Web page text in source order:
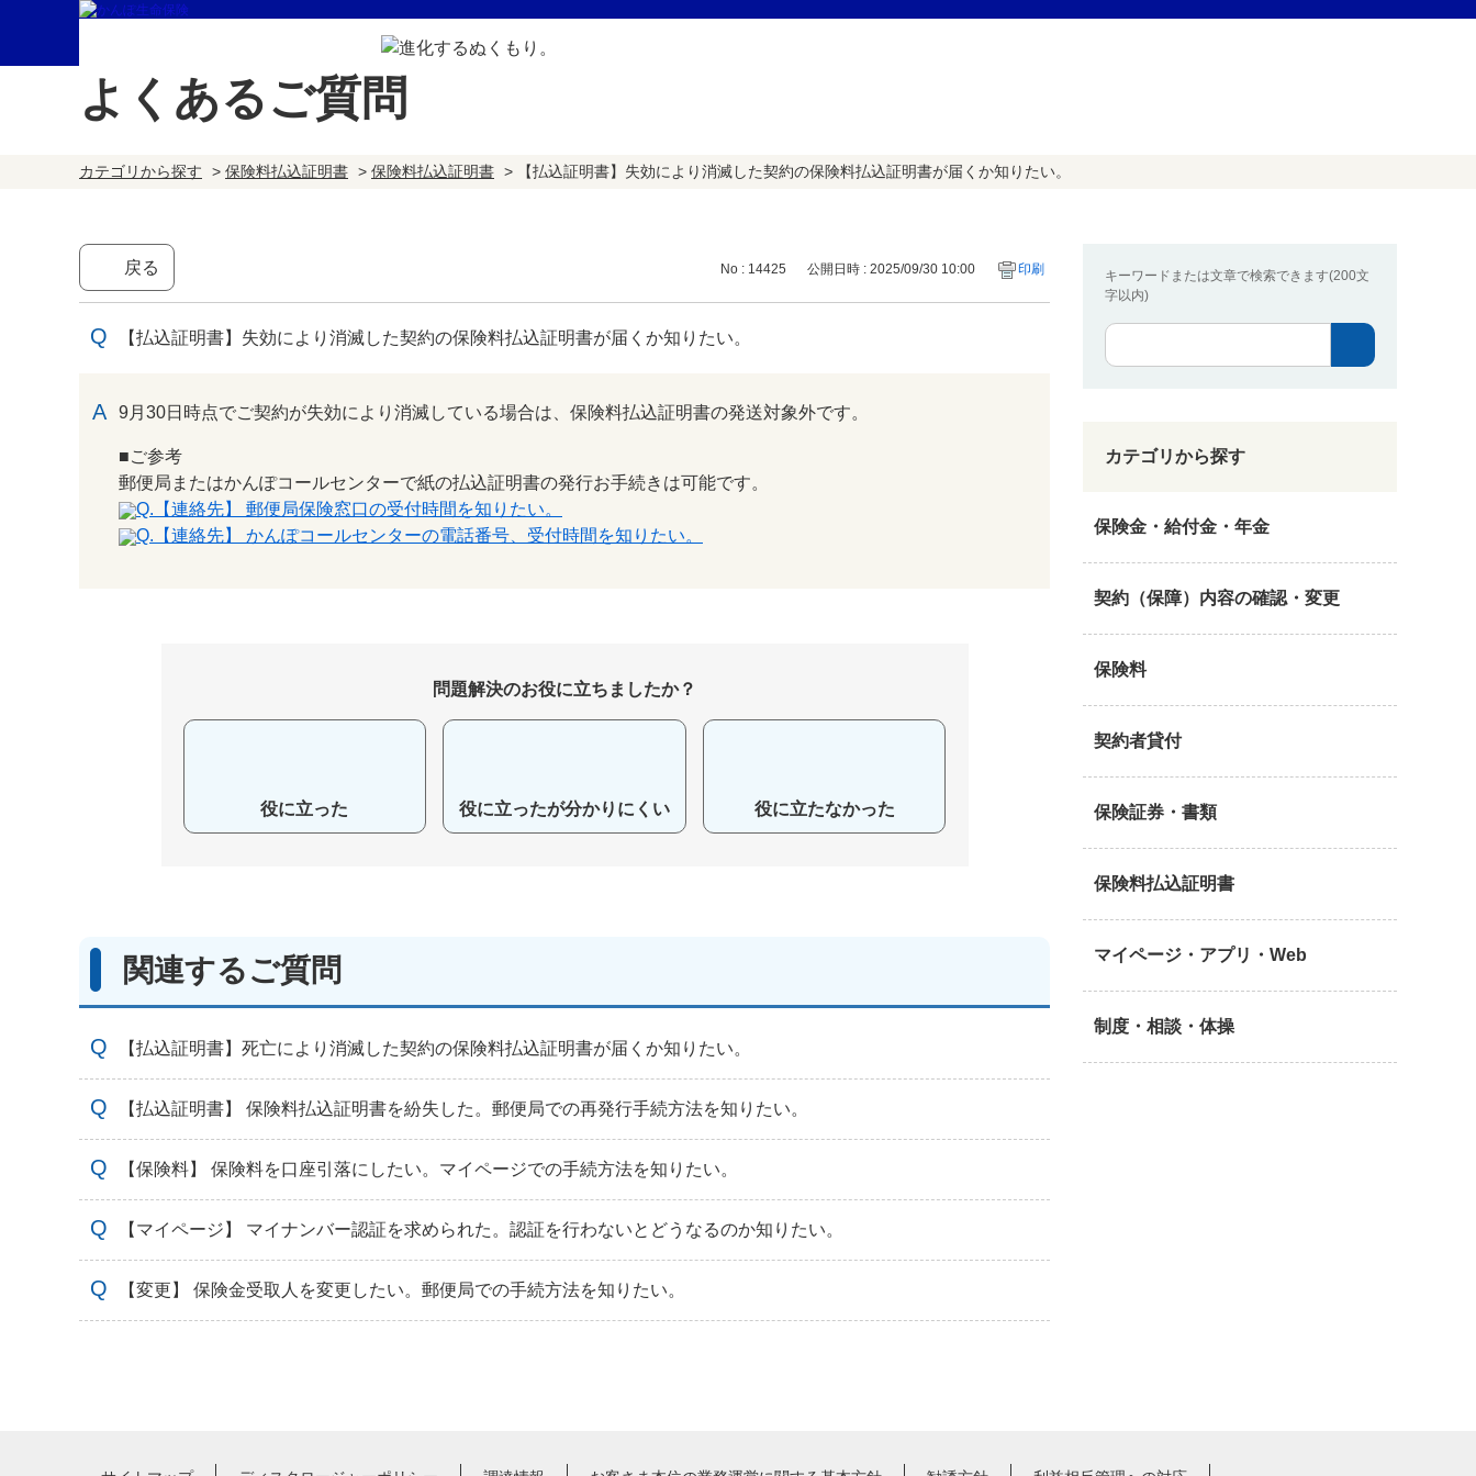
よくあるご質問
カテゴリから探す > 保険料払込証明書 > 保険料払込証明書 > 【払込証明書】失効により消滅した契約の保険料払込証明書が届くか知りたい。
キーワードまたは文章で検索できます(200文
字以内)
カテゴリから探す
保険金・給付金・年金
契約（保障）内容の確認・変更
保険料
契約者貸付
保険証券・書類
保険料払込証明書
マイページ・アプリ・Web
制度・相談・体操
戻る No : 14425 公開日時 : 2025/09/30 10:00 印刷
【払込証明書】失効により消滅した契約の保険料払込証明書が届くか知りたい。
9月30日時点でご契約が失効により消滅している場合は、保険料払込証明書の発送対象外です。
■ご参考
郵便局またはかんぽコールセンターで紙の払込証明書の発行お手続きは可能です。
Q.【連絡先】 郵便局保険窓口の受付時間を知りたい。
Q.【連絡先】 かんぽコールセンターの電話番号、受付時間を知りたい。
問題解決のお役に立ちましたか？
役に立った 役に立ったが分かりにくい 役に立たなかった
関連するご質問
【払込証明書】死亡により消滅した契約の保険料払込証明書が届くか知りたい。
【払込証明書】 保険料払込証明書を紛失した。郵便局での再発行手続方法を知りたい。
【保険料】 保険料を口座引落にしたい。マイページでの手続方法を知りたい。
【マイページ】 マイナンバー認証を求められた。認証を行わないとどうなるのか知りたい。
【変更】 保険金受取人を変更したい。郵便局での手続方法を知りたい。